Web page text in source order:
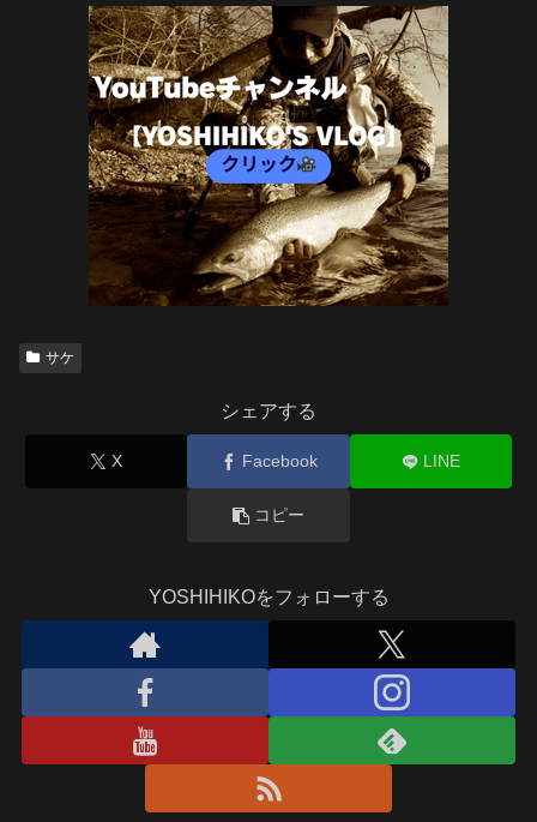
サケ
シェアする
X Facebook LINE
コピー
YOSHIHIKOをフォローする